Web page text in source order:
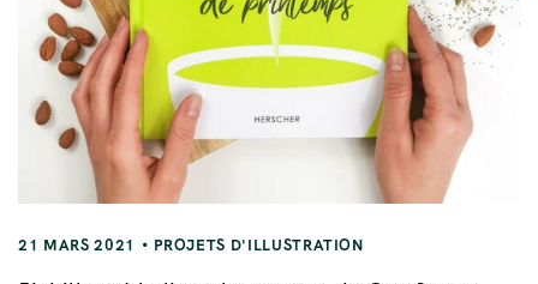
21 MARS 2021 PROJETS D'ILLUSTRATION